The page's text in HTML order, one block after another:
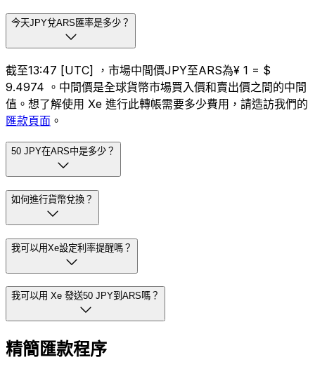
今天JPY兌ARS匯率是多少？
截至13:47 [UTC] ，市場中間價JPY至ARS為¥ 1 = $
9.4974 。中間價是全球貨幣市場買入價和賣出價之間的中間
值。想了解使用 Xe 進行此轉帳需要多少費用，請造訪我們的
匯款頁面 。
50 JPY在ARS中是多少？
如何進行貨幣兌換？
我可以用Xe設定利率提醒嗎？
我可以用 Xe 發送50 JPY到ARS嗎？
精簡匯款程序